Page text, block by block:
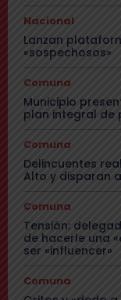
Nacional
Lanzan
«sospechosos»
Comuna
Municipio
plan integral de
Comuna
Delincuentes
Alto y disparan
Comuna
Tensión:
de hacerle una
ser «influencer»
Comuna